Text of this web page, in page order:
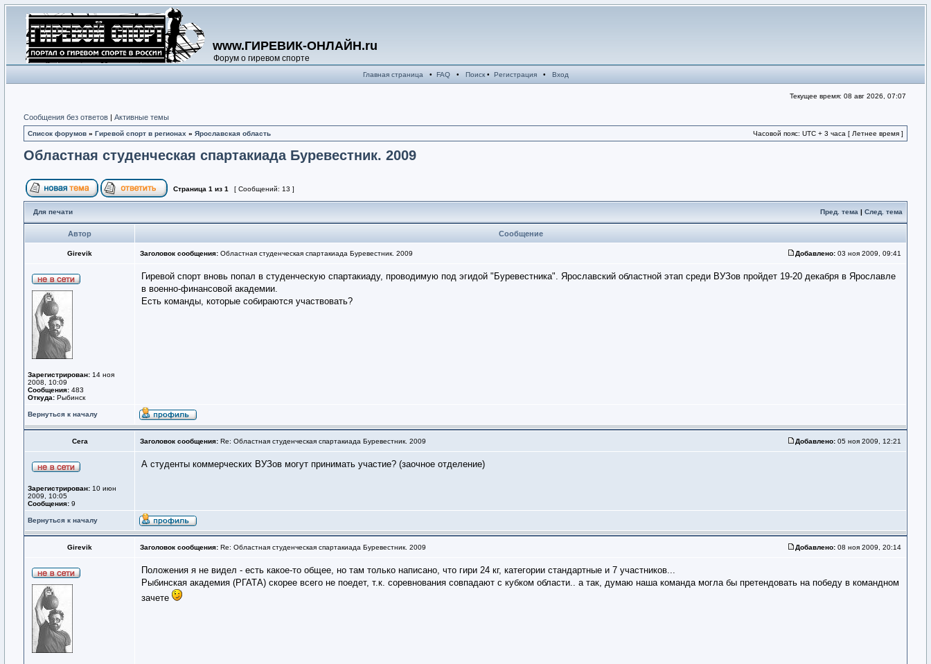
www.ГИРЕВИК-ОНЛАЙН.ru
Форум о гиревом спорте
Главная страница • FAQ• Поиск• Регистрация• Вход
Текущее время: 08 авг 2026, 07:07
Сообщения без ответов | Активные темы
Список форумов » Гиревой спорт в регионах » Ярославская область Часовой пояс: UTC + 3 часа [ Летнее время ]
Областная студенческая спартакиада Буревестник. 2009
Страница 1 из 1 [ Сообщений: 13 ]
Для печати Пред. тема | След. тема
Автор Сообщение
Girevik Заголовок сообщения: Областная студенческая спартакиада Буревестник. 2009 Добавлено: 03 ноя 2009, 09:41
Зарегистрирован: 14 ноя
2008, 10:09
Сообщения: 483
Откуда: Рыбинск
Гиревой спорт вновь попал в студенческую спартакиаду, проводимую под эгидой "Буревестника". Ярославский областной этап среди ВУЗов пройдет 19-20 декабря в Ярославле
в военно-финансовой академии.
Есть команды, которые собираются участвовать?
Вернуться к началу
Сега Заголовок сообщения: Re: Областная студенческая спартакиада Буревестник. 2009 Добавлено: 05 ноя 2009, 12:21
Зарегистрирован: 10 июн
2009, 10:05
Сообщения: 9
А студенты коммерческих ВУЗов могут принимать участие? (заочное отделение)
Вернуться к началу
Girevik Заголовок сообщения: Re: Областная студенческая спартакиада Буревестник. 2009 Добавлено: 08 ноя 2009, 20:14
Положения я не видел - есть какое-то общее, но там только написано, что гири 24 кг, категории стандартные и 7 участников...
Рыбинская академия (РГАТА) скорее всего не поедет, т.к. соревнования совпадают с кубком области.. а так, думаю наша команда могла бы претендовать на победу в командном
зачете